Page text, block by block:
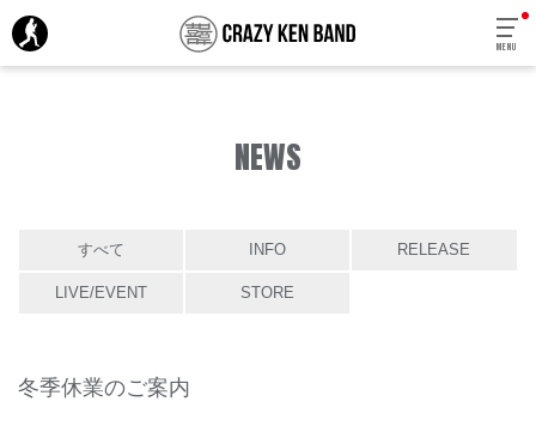
MENU
NEWS
すべて INFO RELEASE
LIVE/EVENT STORE
冬季休業のご案内